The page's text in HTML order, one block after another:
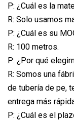
P: ¿Cuál es la
R: Solo usamos
P: ¿Cuál es su
R: 100 metros.
P: ¿Por qué
R: Somos una
de tubería de pe,
entrega más
P: ¿Cuál es el